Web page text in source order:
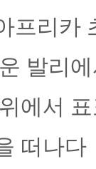
프리카
발리
에서
떠나다